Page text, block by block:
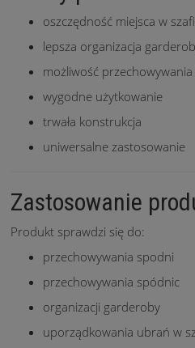
oszczędność miejsca w
lepsza organizacja
możliwość
wygodne użytkowanie
trwała konstrukcja
uniwersalne zastosowanie
Zastosowanie
Produkt sprawdzi się do:
przechowywania spodni
przechowywania spódnic
organizacji garderoby
uporządkowania ubrań w